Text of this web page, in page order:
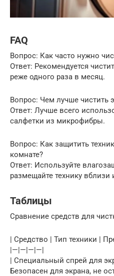
FAQ
Вопрос: Как часто нужно
Ответ: Рекомендуется
реже одного раза в месяц.
Вопрос: Чем лучше чистить
Ответ: Лучше всего
салфетки из микрофибры.
Вопрос: Как защитить
комнате?
Ответ: Используйте
размещайте технику вблизи
Таблицы
Сравнение средств для
| Средство | Тип техники |
|—|—|—|—|
| Специальный спрей для
Безопасен для экрана, не